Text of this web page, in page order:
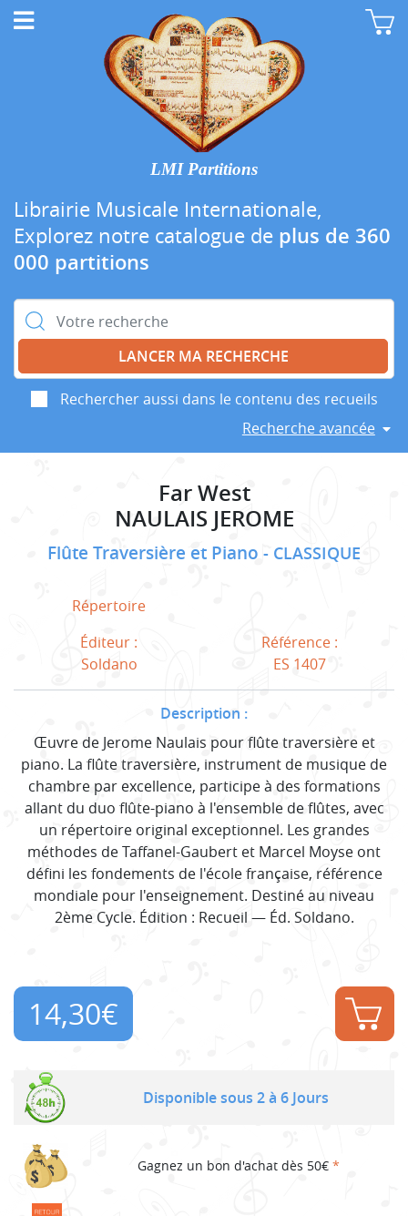
LMI Partitions
Librairie Musicale Internationale,
Explorez notre catalogue de plus de 360
000 partitions
Rechercher :
Rechercher aussi dans le contenu des recueils
Recherche avancée
Far West
NAULAIS JEROME
Flûte Traversière et Piano CLASSIQUE
Répertoire
Éditeur :
Soldano
Référence :
ES 1407
Description :
Œuvre de Jerome Naulais pour flûte traversière et
piano. La flûte traversière, instrument de musique de
chambre par excellence, participe à des formations
allant du duo flûte-piano à l'ensemble de flûtes, avec
un répertoire original exceptionnel. Les grandes
méthodes de Taffanel-Gaubert et Marcel Moyse ont
défini les fondements de l'école française, référence
mondiale pour l'enseignement. Destiné au niveau
2ème Cycle. Édition : Recueil — Éd. Soldano.
14,30€
Disponible sous 2 à 6 Jours
Gagnez un bon d'achat dès 50€ *